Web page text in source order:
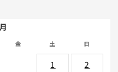
金 土 日
1
2